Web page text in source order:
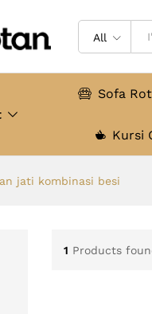
All
Sofa
Kursi
jati kombinasi besi
1 Products